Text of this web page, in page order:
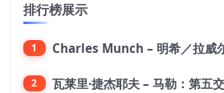
排行榜展示
1
2